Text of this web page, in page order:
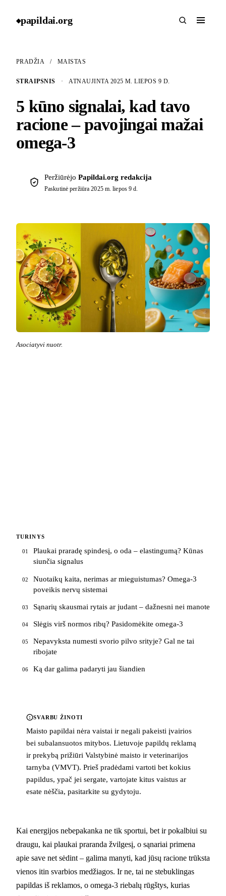
◆papildai.org
PRADŽIA / MAISTAS
STRAIPSNIS · ATNAUJINTA 2025 M. LIEPOS 9 D.
5 kūno signalai, kad tavo
racione – pavojingai mažai
omega-3
Peržiūrėjo Papildai.org redakcija
Paskutinė peržiūra2025 m. liepos 9 d.
Asociatyvi nuotr.
TURINYS
01
Plaukai praradę spindesį, o oda – elastingumą? Kūnas
siunčia signalus
02
Nuotaikų kaita, nerimas ar mieguistumas? Omega-3
poveikis nervų sistemai
03 Sąnarių skausmai rytais ar judant – dažnesni nei manote
04 Slėgis virš normos ribų? Pasidomėkite omega-3
05
Nepavyksta numesti svorio pilvo srityje? Gal ne tai
ribojate
06 Ką dar galima padaryti jau šiandien
SVARBU ŽINOTI
Maisto papildai nėra vaistai ir negali pakeisti įvairios
bei subalansuotos mitybos. Lietuvoje papildų reklamą
ir prekybą prižiūri Valstybinė maisto ir veterinarijos
tarnyba (VMVT). Prieš pradėdami vartoti bet kokius
papildus, ypač jei sergate, vartojate kitus vaistus ar
esate nėščia, pasitarkite su gydytoju.
Kai energijos nebepakanka ne tik sportui, bet ir pokalbiui su
draugu, kai plaukai praranda žvilgesį, o sąnariai primena
apie save net sėdint – galima manyti, kad jūsų racione trūksta
vienos itin svarbios medžiagos. Ir ne, tai ne stebuklingas
papildas iš reklamos, o omega-3 riebalų rūgštys, kurias